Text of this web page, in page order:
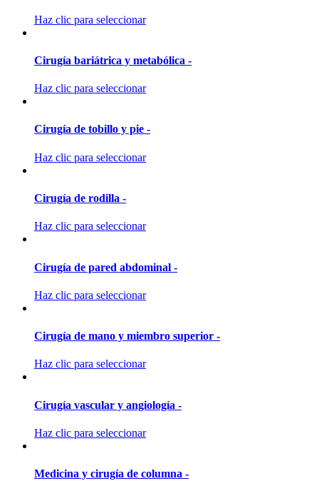
Haz clic para seleccionar
Cirugía bariátrica y metabólica -
Haz clic para seleccionar
Cirugía de tobillo y pie -
Haz clic para seleccionar
Cirugía de rodilla -
Haz clic para seleccionar
Cirugía de pared abdominal -
Haz clic para seleccionar
Cirugía de mano y miembro superior -
Haz clic para seleccionar
Cirugía vascular y angiología -
Haz clic para seleccionar
Medicina y cirugía de columna -